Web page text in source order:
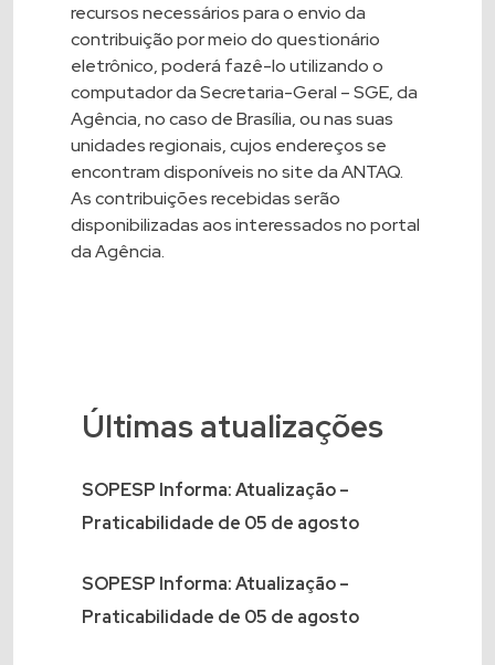
recursos necessários para o envio da
contribuição por meio do questionário
eletrônico, poderá fazê-lo utilizando o
computador da Secretaria-Geral – SGE, da
Agência, no caso de Brasília, ou nas suas
unidades regionais, cujos endereços se
encontram disponíveis no site da ANTAQ.
As contribuições recebidas serão
disponibilizadas aos interessados no portal
da Agência.
Últimas atualizações
SOPESP Informa: Atualização –
Praticabilidade de 05 de agosto
SOPESP Informa: Atualização –
Praticabilidade de 05 de agosto